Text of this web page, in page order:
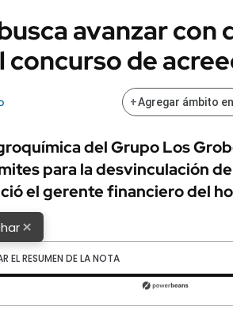
Sustentabilidad
POLÍTICA
URUGUAY
avanzar con
concurso de
+Agregar ámbito en
del Grupo Los
para la desvinculación
el gerente financiero del
×
EL RESUMEN DE LA NOTA
transcurrido: 0 segundos